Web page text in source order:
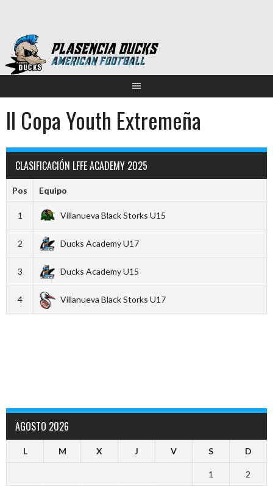
contenido
II Copa Youth Extremeña
CLASIFICACIÓN LFFE ACADEMY 2025
Pos Equipo
1 Villanueva Black Storks U15
2 Ducks Academy U17
3 Ducks Academy U15
4 Villanueva Black Storks U17
AGOSTO 2026
L M X J V S D
1 2